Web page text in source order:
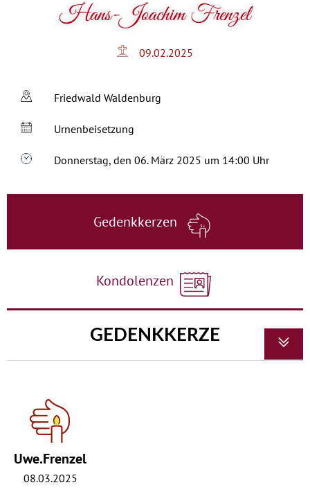
Hans-Joachim Frenzel
09.02.2025
Friedwald Waldenburg
Urnenbeisetzung
Donnerstag, den 06. März 2025 um 14:00 Uhr
Gedenkkerzen
Kondolenzen
GEDENKKERZE
Uwe.Frenzel
08.03.2025